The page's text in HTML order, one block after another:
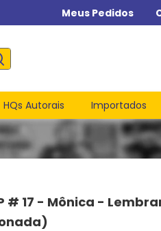
Meus Pedidos
HQs Autorais Importados
# 17 - Mônica -